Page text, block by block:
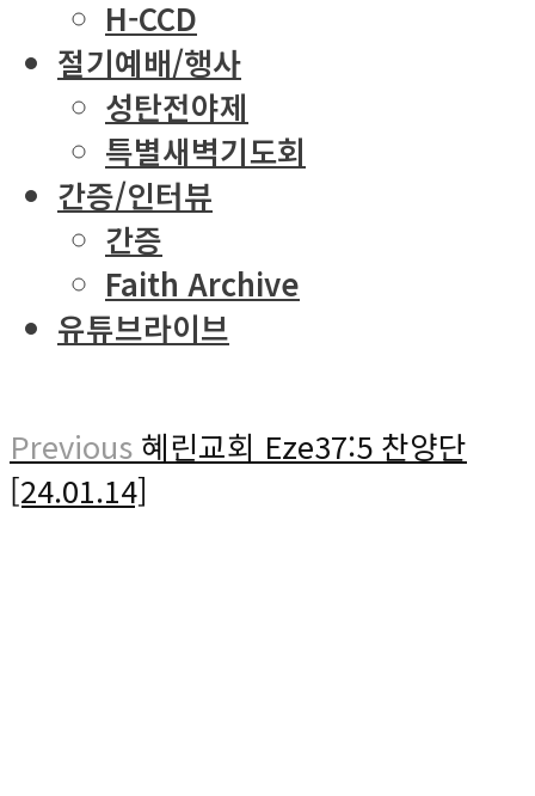
H-CCD
절기예배/행사
성탄전야제
특별새벽기도회
간증/인터뷰
간증
Faith Archive
유튜브라이브
Previous 혜린교회 Eze37:5 찬양단
[24.01.14]